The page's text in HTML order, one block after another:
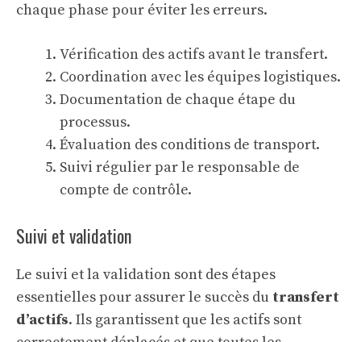
chaque phase pour éviter les erreurs.
Vérification des actifs avant le transfert.
Coordination avec les équipes logistiques.
Documentation de chaque étape du
processus.
Évaluation des conditions de transport.
Suivi régulier par le responsable de
compte de contrôle.
Suivi et validation
Le suivi et la validation sont des étapes
essentielles pour assurer le succès du transfert
d’actifs. Ils garantissent que les actifs sont